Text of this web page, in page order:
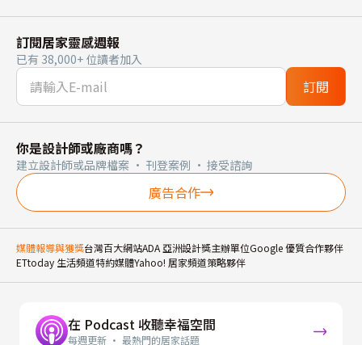
訂閱居家靈感週報
已有 38,000+ 位讀者加入
訂閱
你是設計師或廠商嗎？
建立設計師或品牌檔案 · 刊登案例 · 接受諮詢
廣告合作
媒體報導與獲獎台灣百大網站ADA 亞洲設計獎主辦單位Google 優質合作夥伴
ETtoday 生活頻道特約媒體Yahoo! 居家頻道策略夥伴
在 Podcast 收聽幸福空間
每週更新 · 最熱門的居家話題